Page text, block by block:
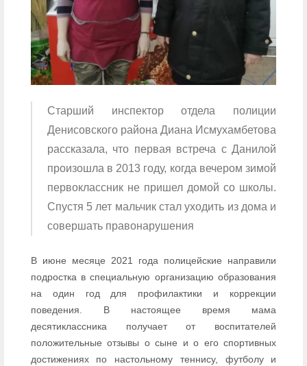
Старший инспектор отдела полиции
Денисовского района Диана Исмухамбетова
рассказала, что первая встреча с Данилой
произошла в 2013 году, когда вечером зимой
первоклассник не пришел домой со школы.
Спустя 5 лет мальчик стал уходить из дома и
совершать правонарушения
В июне месяце 2021 года полицейские направили
подростка в специальную организацию образования
на один год для профилактики и коррекции
поведения. В настоящее время мама
десятиклассника получает от воспитателей
положительные отзывы о сыне и о его спортивных
достижениях по настольному теннису, футболу и